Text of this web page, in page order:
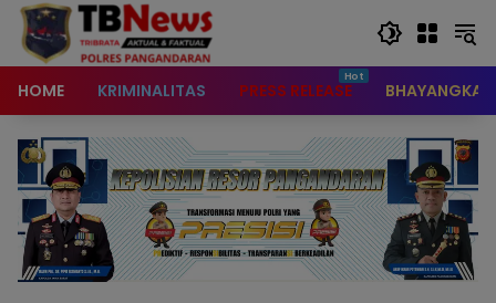
content
HOME KRIMINALITAS PRESS RELEASE BHAYANGKARI